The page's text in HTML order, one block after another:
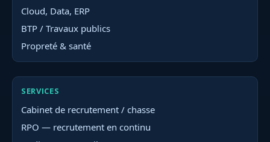
Cloud, Data, ERP
BTP / Travaux publics
Propreté & santé
SERVICES
Cabinet de recrutement / chasse
RPO — recrutement en continu